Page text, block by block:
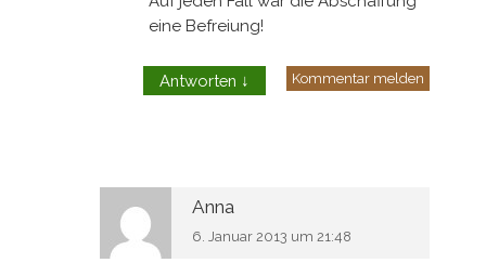
eine Befreiung!
Antworten ↓ Kommentar melden
Anna
6. Januar 2013 um 21:48